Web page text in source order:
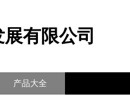
有限公司
产品大全